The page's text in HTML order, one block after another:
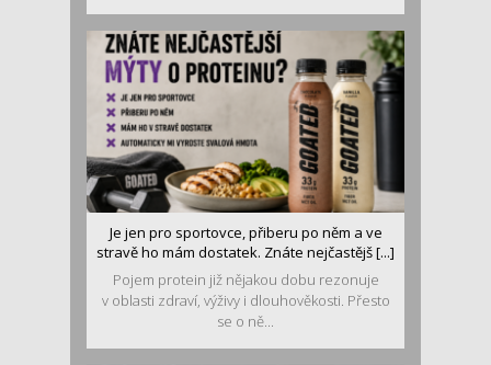
Je jen pro sportovce, přiberu po něm a ve
stravě ho mám dostatek. Znáte nejčastějš [...]
Pojem protein již nějakou dobu rezonuje
v oblasti zdraví, výživy i dlouhověkosti. Přesto
se o ně...